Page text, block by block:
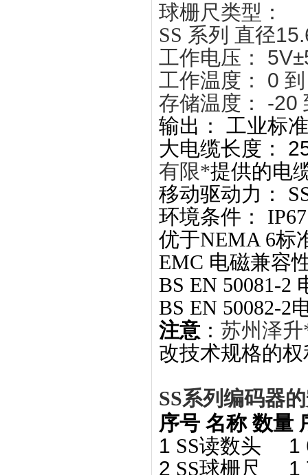
球栅尺类型：
SS 系列 直径
工作电压：
工作温度：
0
存储温度：
-20
输出：
工业标
大电缆长度：
有限*提供的电
移动驱动力：
环境条件：
优于NEMA 6标
EMC 电磁兼容
BS EN 50081-
BS EN 50082-
注意 ： 苏州泽
改技术规格的
SS系列编码器
序号 名称 数量
1 SS读数头 1
2 SS球栅尺 1